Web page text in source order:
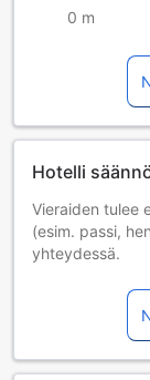
0 m
Hotelli
Vieraiden tulee
(esim. passi,
yhteydessä.
vähintään 21-
Vieraiden on
virallinen passi